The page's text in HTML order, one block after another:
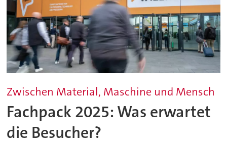
Zwischen Material, Maschine und Mensch
Fachpack 2025: Was erwartet
die Besucher?